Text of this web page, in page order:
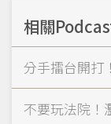
相關
分手擂台開打
不要玩法院！